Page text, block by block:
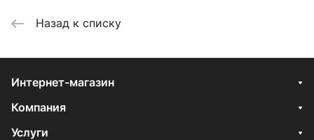
Назад к списку
Интернет-магазин
Компания
Услуги